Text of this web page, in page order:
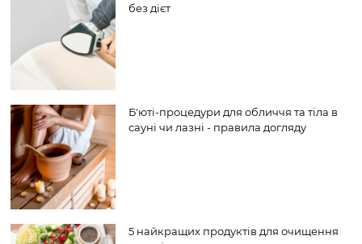
без дієт
Б'юті-процедури для обличчя та тіла в
сауні чи лазні - правила догляду
5 найкращих продуктів для очищення